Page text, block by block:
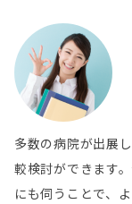
千葉県
社会福祉法人聖隷
千葉県
医療法人徳洲会 千
千葉県
医療法人社団愛友
千葉県
多数の病院が出展
較検討ができます
にも伺うことで、